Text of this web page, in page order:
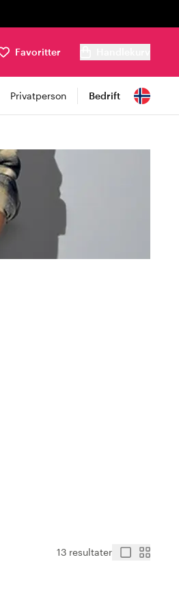
Favoritter
Privatperson Bedrift
13 resultater